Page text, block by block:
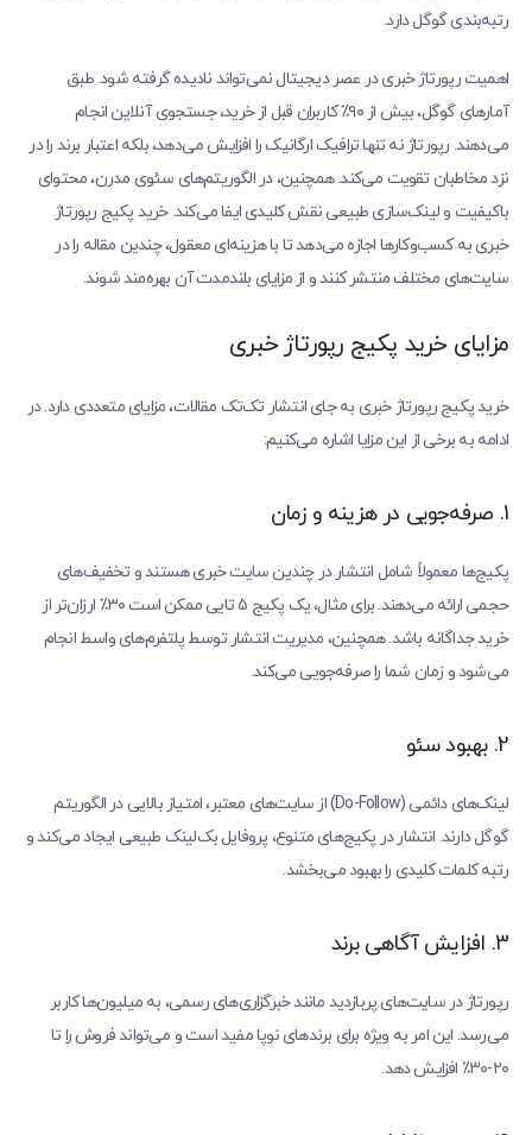
رتبه‌بندی گوگل دارد.
اهمیت رپورتاژ خبری در عصر دیجیتال نمی‌تواند نادیده گرفته شود. طبق
آمارهای گوگل، بیش از ۹۰٪ کاربران قبل از خرید، جستجوی آنلاین انجام
می‌دهند. رپورتاژ نه تنها ترافیک ارگانیک را افزایش می‌دهد، بلکه اعتبار برند را در
نزد مخاطبان تقویت می‌کند. همچنین، در الگوریتم‌های سئوی مدرن، محتوای
باکیفیت و لینک‌سازی طبیعی نقش کلیدی ایفا می‌کند. خرید پکیج رپورتاژ
خبری به کسب‌وکارها اجازه می‌دهد تا با هزینه‌ای معقول، چندین مقاله را در
سایت‌های مختلف منتشر کنند و از مزایای بلندمدت آن بهره‌مند شوند.
مزایای خرید پکیج رپورتاژ خبری
خرید پکیج رپورتاژ خبری به جای انتشار تک‌تک مقالات، مزایای متعددی دارد. در
ادامه به برخی از این مزایا اشاره می‌کنیم:
1. صرفه‌جویی در هزینه و زمان
پکیج‌ها معمولاً شامل انتشار در چندین سایت خبری هستند و تخفیف‌های
حجمی ارائه می‌دهند. برای مثال، یک پکیج ۵ تایی ممکن است ۳۰٪ ارزان‌تر از
خرید جداگانه باشد. همچنین، مدیریت انتشار توسط پلتفرم‌های واسط انجام
می‌شود و زمان شما را صرفه‌جویی می‌کند.
2. بهبود سئو
لینک‌های دائمی (Do-Follow) از سایت‌های معتبر، امتیاز بالایی در الگوریتم
گوگل دارند. انتشار در پکیج‌های متنوع، پروفایل بک‌لینک طبیعی ایجاد می‌کند و
رتبه کلمات کلیدی را بهبود می‌بخشد.
3. افزایش آگاهی برند
رپورتاژ در سایت‌های پربازدید مانند خبرگزاری‌های رسمی، به میلیون‌ها کاربر
می‌رسد. این امر به ویژه برای برندهای نوپا مفید است و می‌تواند فروش را تا
۲۰-۳۰٪ افزایش دهد.